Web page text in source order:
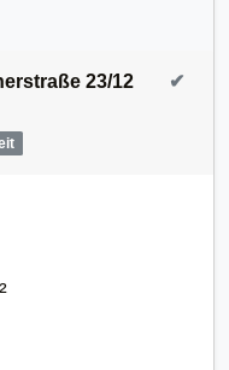
23/12 ✔